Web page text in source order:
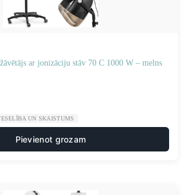
ar jonizāciju stāv 70 C 1000 W – melns
UN SKAISTUMS
Pievienot grozam